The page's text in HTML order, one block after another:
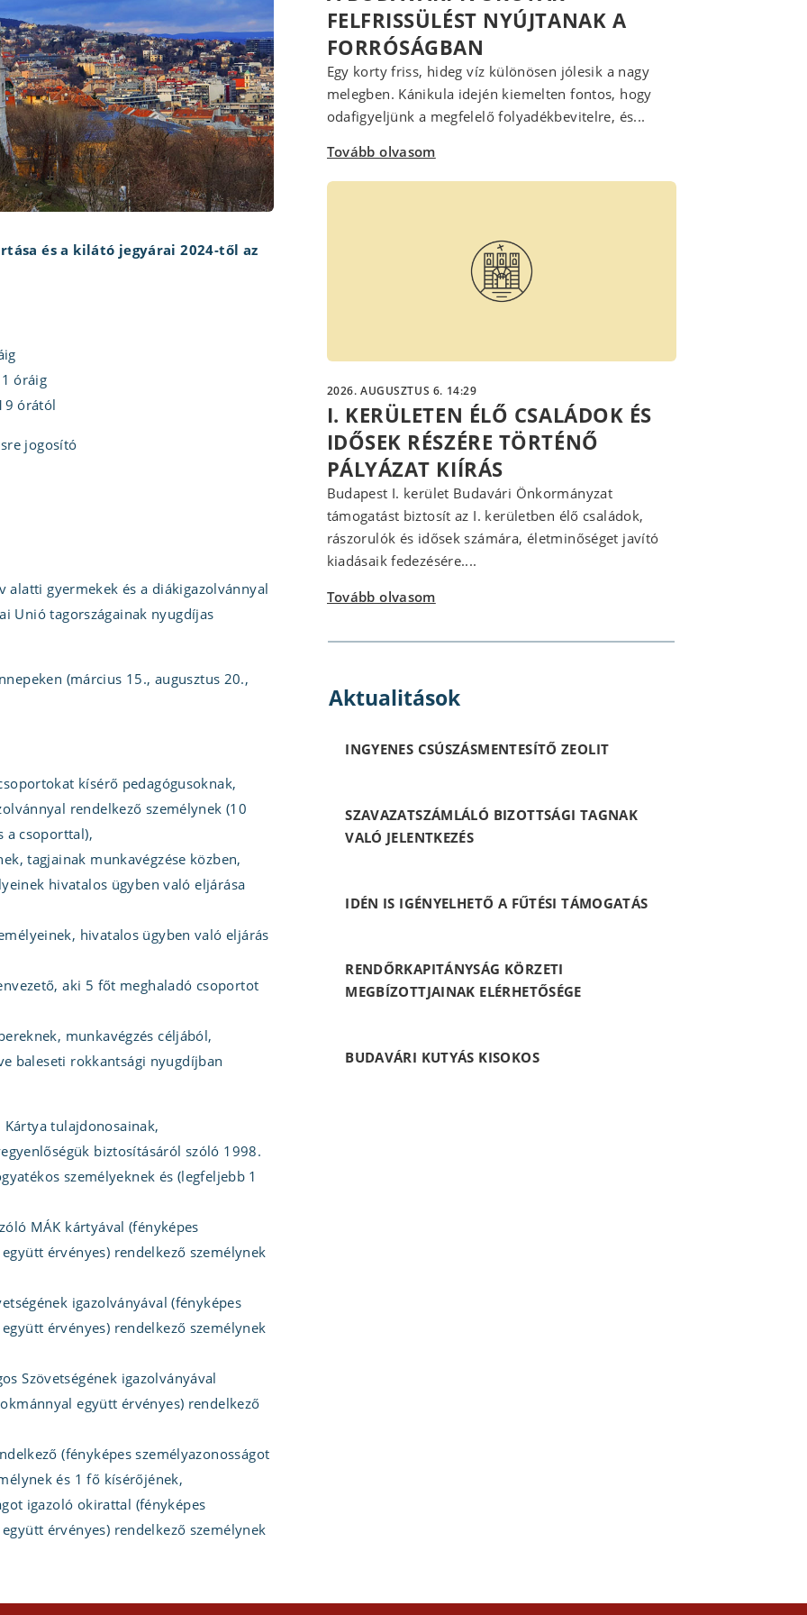
és a kilátó jegyárai 2024-től az
óráig
órától
jogosító
alatti gyermekek és a diákigazolvánnyal
Unió tagországainak nyugdíjas
(március 15., augusztus 20.,
kísérő pedagógusoknak,
rendelkező személynek (10
a csoporttal),
tagjainak munkavégzése közben,
hivatalos ügyben való eljárása
hivatalos ügyben való eljárás
aki 5 főt meghaladó csoportot
munkavégzés céljából,
baleseti rokkantsági nyugdíjban
tulajdonosainak,
biztosításáról szóló 1998.
személyeknek és (legfeljebb 1
MÁK kártyával (fényképes
érvényes) rendelkező személynek
igazolványával (fényképes
érvényes) rendelkező személynek
Szövetségének igazolványával
együtt érvényes) rendelkező
(fényképes személyazonosságot
és 1 fő kísérőjének,
igazoló okirattal (fényképes
érvényes) rendelkező személynek
FELFRISSÜLÉST NYÚJTANAK A
FORRÓSÁGBAN
Egy korty friss, hideg víz különösen jólesik a nagy
melegben. Kánikula idején kiemelten fontos, hogy
odafigyeljünk a megfelelő folyadékbevitelre, és...
Tovább olvasom
2026. AUGUSZTUS 6. 14:29
I. KERÜLETEN ÉLŐ CSALÁDOK ÉS
IDŐSEK RÉSZÉRE TÖRTÉNŐ
PÁLYÁZAT KIÍRÁS
Budapest I. kerület Budavári Önkormányzat
támogatást biztosít az I. kerületben élő családok,
rászorulók és idősek számára, életminőséget javító
kiadásaik fedezésére....
Tovább olvasom
Aktualitások
INGYENES CSÚSZÁSMENTESÍTŐ ZEOLIT
SZAVAZATSZÁMLÁLÓ BIZOTTSÁGI TAGNAK
VALÓ JELENTKEZÉS
IDÉN IS IGÉNYELHETŐ A FŰTÉSI TÁMOGATÁS
RENDŐRKAPITÁNYSÁG KÖRZETI
MEGBÍZOTTJAINAK ELÉRHETŐSÉGE
BUDAVÁRI KUTYÁS KISOKOS